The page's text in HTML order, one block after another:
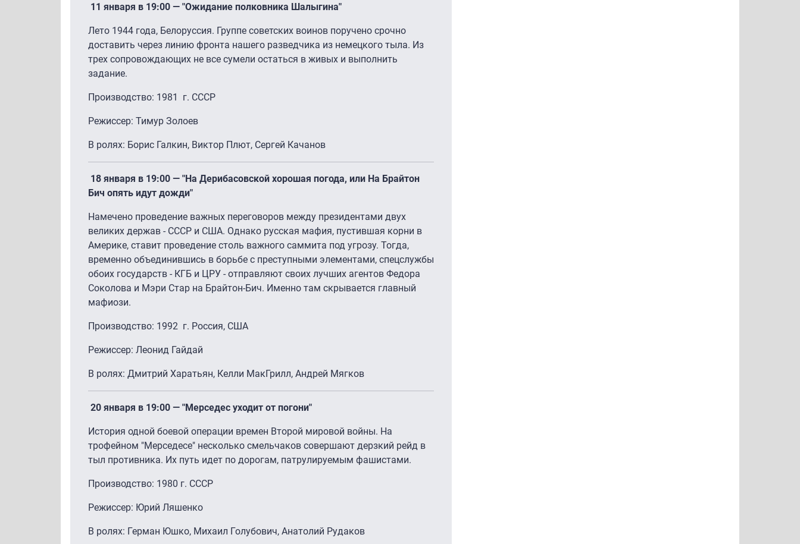
11 января в 19:00 — "Ожидание полковника Шалыгина"
Лето 1944 года, Белоруссия. Группе советских воинов поручено срочно
доставить через линию фронта нашего разведчика из немецкого тыла. Из
трех сопровождающих не все сумели остаться в живых и выполнить
задание.
Производство: 1981 г. СССР
Режиссер: Тимур Золоев
В ролях: Борис Галкин, Виктор Плют, Сергей Качанов
18 января в 19:00 — "На Дерибасовской хорошая погода, или На Брайтон
Бич опять идут дожди"
Намечено проведение важных переговоров между президентами двух
великих держав - СССР и США. Однако русская мафия, пустившая корни в
Америке, ставит проведение столь важного саммита под угрозу. Тогда,
временно объединившись в борьбе с преступными элементами, спецслужбы
обоих государств - КГБ и ЦРУ - отправляют своих лучших агентов Федора
Соколова и Мэри Стар на Брайтон-Бич. Именно там скрывается главный
мафиози.
Производство: 1992 г. Россия, США
Режиссер: Леонид Гайдай
В ролях: Дмитрий Харатьян, Келли МакГрилл, Андрей Мягков
20 января в 19:00 — "Мерседес уходит от погони"
История одной боевой операции времен Второй мировой войны. На
трофейном "Мерседесе" несколько смельчаков совершают дерзкий рейд в
тыл противника. Их путь идет по дорогам, патрулируемым фашистами.
Производство: 1980 г. СССР
Режиссер: Юрий Ляшенко
В ролях: Герман Юшко, Михаил Голубович, Анатолий Рудаков